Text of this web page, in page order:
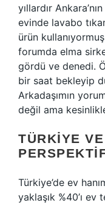
yıllardır
evinde lavabo
ürün
forumda elma
gördü ve denedi.
bir saat bekleyip
Arkadaşımın
değil ama
TÜRKIYE
Türkiye’de ev
yaklaşık %40’ı